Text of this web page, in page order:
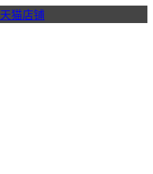
天猫店铺